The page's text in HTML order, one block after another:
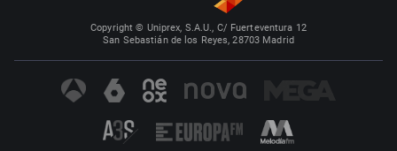
Copyright © Uniprex, S.A.U., C/ Fuerteventura 12
San Sebastián de los Reyes, 28703 Madrid